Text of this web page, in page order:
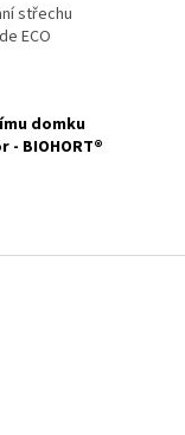
střechu
ECO
domku
BIOHORT®